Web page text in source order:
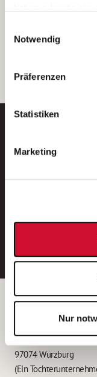
Wenn Sie auf
Sie der
Ihre Einwilligung
indem Sie die
unserer
Notwendig
Präferenzen
Statistiken
Marketing
Nur
Weitere Details können
Betreiber der
Garitz
Kantstraße 45a
97074 Würzburg
(Ein